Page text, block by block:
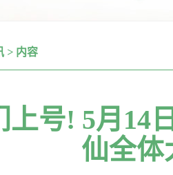
> 内容
上号! 5月14
仙全体